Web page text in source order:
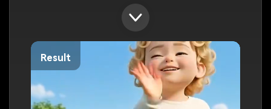
Result